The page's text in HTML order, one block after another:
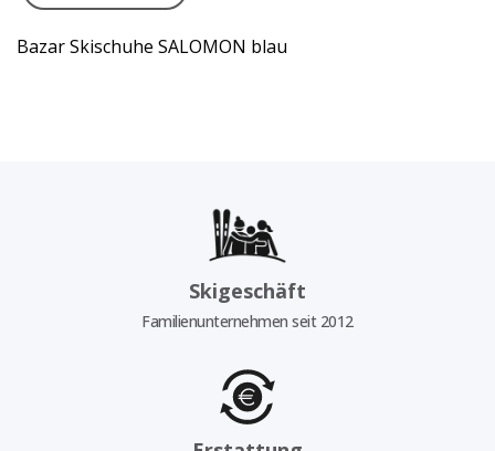
Bazar Skischuhe SALOMON blau
Skigeschäft
Familienunternehmen seit 2012